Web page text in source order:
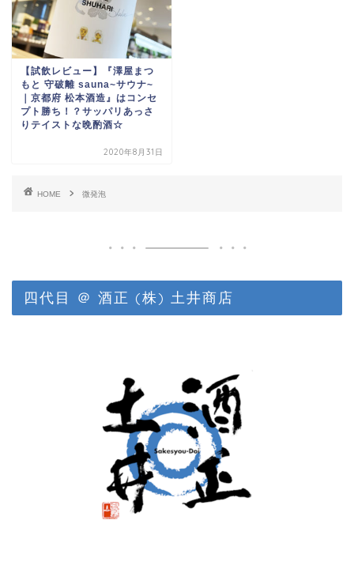
【試飲レビュー】『澤屋まつ
もと 守破離 sauna~サウナ~
｜京都府 松本酒造』はコンセ
プト勝ち！？サッパリあっさ
りテイストな晩酌酒☆
2020年8月31日
HOME 微発泡
四代目 ＠ 酒正 (株) 土井商店